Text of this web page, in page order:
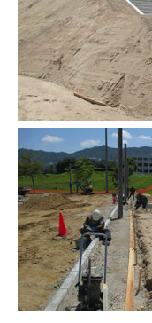
寄附のご案内